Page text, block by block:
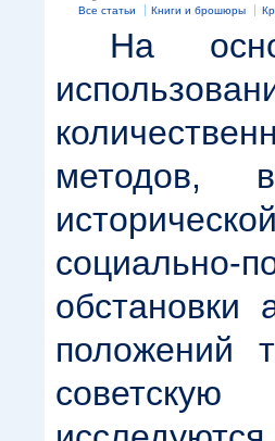
Все статьи Книги и брошюры
На
социально-
обстановки
положений